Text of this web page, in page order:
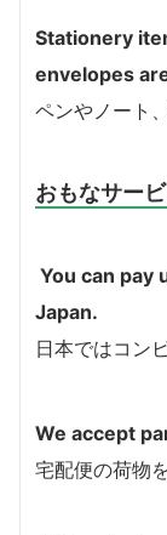
Stationery
envelopes
ペンやノート
おもなサー
You can pay
Japan.
日本ではコン
We accept
宅配便の荷物